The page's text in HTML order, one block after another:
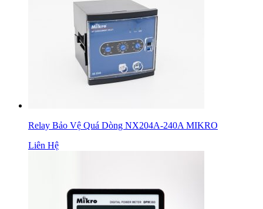
Relay Bảo Vệ Quá Dòng NX204A-240A MIKRO
Liên Hệ